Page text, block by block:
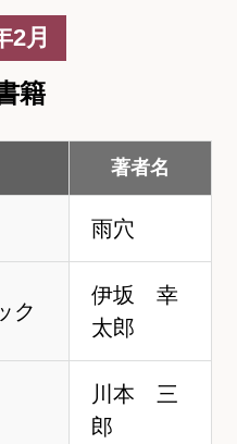
2月
籍
著者名
雨穴
ク
伊坂 幸
太郎
川本 三
郎